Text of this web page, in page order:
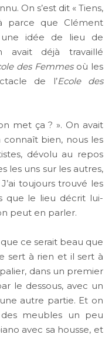
On s’est dit « Tiens,
parce que Clément
idée de lieu de
avait déjà travaillé
des Femmesoù les
de l’Ecole des
met ça ? ». On avait
connaît bien, nous les
dévolu au repos
les uns sur les autres,
toujours trouvé les
que le lieu décrit lui-
peut en parler.
ce serait beau que
sert à rien et il sert à
dans un premier
le dessous, avec un
autre partie. Et on
meubles un peu
avec sa housse, et